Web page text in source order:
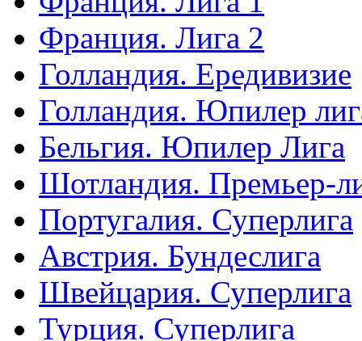
Франция. Лига 2
Голландия. Ередивизие
Голландия. Юпилер
Бельгия. Юпилер Лига
Шотландия. Премьер-
Португалия. Суперлига
Австрия. Бундеслига
Швейцария. Суперлига
Турция. Суперлига